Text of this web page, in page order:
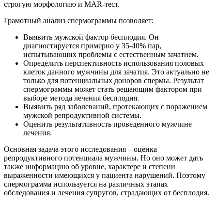
строгую морфологию и MAR-тест.
Грамотный анализ спермограммы позволяет:
Выявить мужской фактор бесплодия. Он
диагностируется примерно у 35-40% пар,
испытывающих проблемы с естественным зачатием.
Определить перспективность использования половых
клеток данного мужчины для зачатия. Это актуально не
только для потенциальных доноров спермы. Результат
спермограммы может стать решающим фактором при
выборе метода лечения бесплодия.
Выявить ряд заболеваний, протекающих с поражением
мужской репродуктивной системы.
Оценить результативность проведенного мужчине
лечения.
Основная задача этого исследования – оценка
репродуктивного потенциала мужчины. Но оно может дать
также информацию об уровне, характере и степени
выраженности имеющихся у пациента нарушений. Поэтому
спермограмма используется на различных этапах
обследования и лечения супругов, страдающих от бесплодия.